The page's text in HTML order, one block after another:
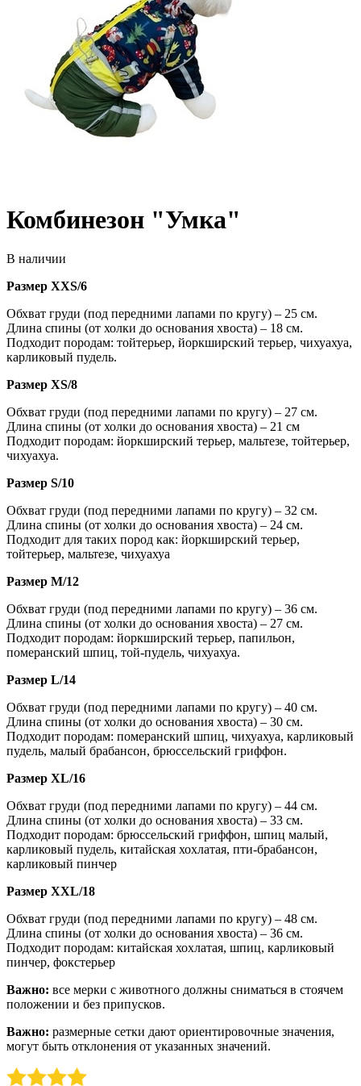
Комбинезон "Умка"
В наличии
Размер XXS/6
Обхват груди (под передними лапами по кругу) – 25 см.
Длина спины (от холки до основания хвоста) – 18 см.
Подходит породам: тойтерьер, йоркширский терьер, чихуахуа,
карликовый пудель.
Размер XS/8
Обхват груди (под передними лапами по кругу) – 27 см.
Длина спины (от холки до основания хвоста) – 21 см
Подходит породам: йоркширский терьер, мальтезе, тойтерьер,
чихуахуа.
Размер S/10
Обхват груди (под передними лапами по кругу) – 32 см.
Длина спины (от холки до основания хвоста) – 24 см.
Подходит для таких пород как: йоркширский терьер,
тойтерьер, мальтезе, чихуахуа
Размер M/12
Обхват груди (под передними лапами по кругу) – 36 см.
Длина спины (от холки до основания хвоста) – 27 см.
Подходит породам: йоркширский терьер, папильон,
померанский шпиц, той-пудель, чихуахуа.
Размер L/14
Обхват груди (под передними лапами по кругу) – 40 см.
Длина спины (от холки до основания хвоста) – 30 см.
Подходит породам: померанский шпиц, чихуахуа, карликовый
пудель, малый брабансон, брюссельский гриффон.
Размер XL/16
Обхват груди (под передними лапами по кругу) – 44 см.
Длина спины (от холки до основания хвоста) – 33 см.
Подходит породам: брюссельский гриффон, шпиц малый,
карликовый пудель, китайская хохлатая, пти-брабансон,
карликовый пинчер
Размер XXL/18
Обхват груди (под передними лапами по кругу) – 48 см.
Длина спины (от холки до основания хвоста) – 36 см.
Подходит породам: китайская хохлатая, шпиц, карликовый
пинчер, фокстерьер
Важно: все мерки с животного должны сниматься в стоячем
положении и без припусков.
Важно: размерные сетки дают ориентировочные значения,
могут быть отклонения от указанных значений.